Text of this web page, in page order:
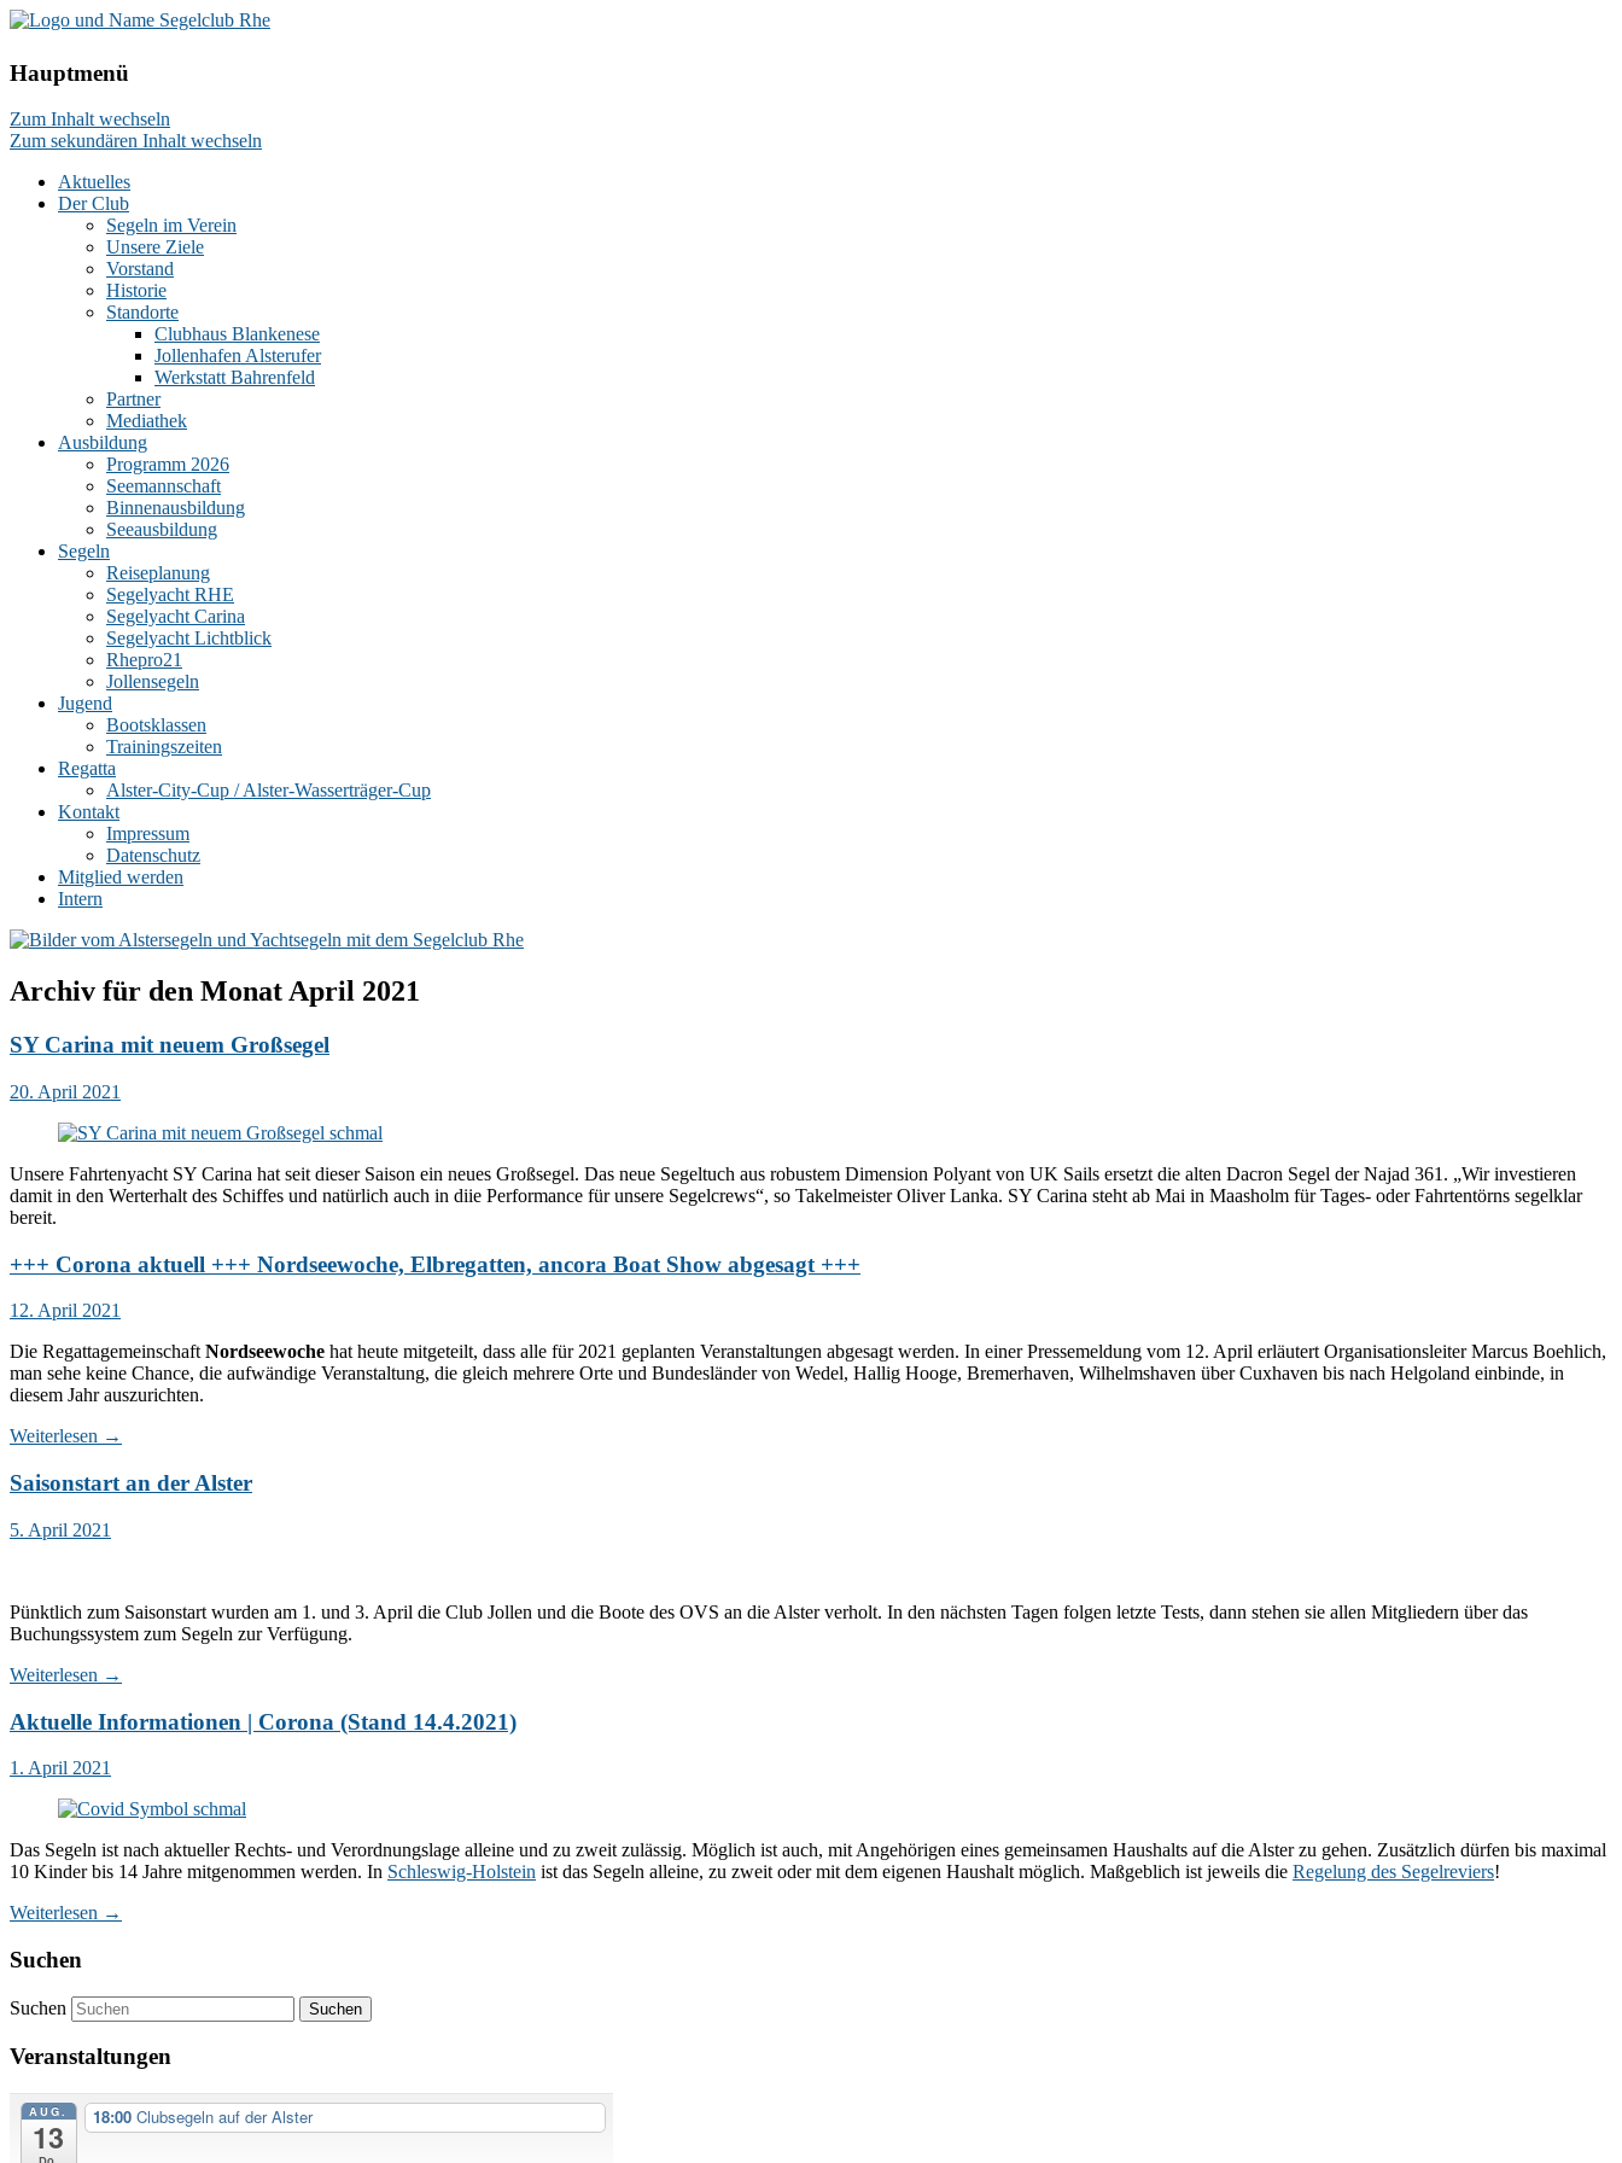
Hauptmenü
Zum Inhalt wechseln
Zum sekundären Inhalt wechseln
Aktuelles
Der Club
Segeln im Verein
Unsere Ziele
Vorstand
Historie
Standorte
Clubhaus Blankenese
Jollenhafen Alsterufer
Werkstatt Bahrenfeld
Partner
Mediathek
Ausbildung
Programm 2026
Seemannschaft
Binnenausbildung
Seeausbildung
Segeln
Reiseplanung
Segelyacht RHE
Segelyacht Carina
Segelyacht Lichtblick
Rhepro21
Jollensegeln
Jugend
Bootsklassen
Trainingszeiten
Regatta
Alster-City-Cup / Alster-Wasserträger-Cup
Kontakt
Impressum
Datenschutz
Mitglied werden
Intern
Archiv für den MonatApril 2021
SY Carina mit neuem Großsegel
20. April 2021
Unsere Fahrtenyacht SY Carina hat seit dieser Saison ein neues Großsegel. Das neue Segeltuch aus robustem Dimension Polyant von UK Sails ersetzt die alten Dacron Segel der Najad 361. „Wir investieren
damit in den Werterhalt des Schiffes und natürlich auch in diie Performance für unsere Segelcrews“, so Takelmeister Oliver Lanka. SY Carina steht ab Mai in Maasholm für Tages- oder Fahrtentörns segelklar
bereit.
+++ Corona aktuell +++ Nordseewoche, Elbregatten, ancora Boat Show abgesagt +++
12. April 2021
Die RegattagemeinschaftNordseewoche hat heute mitgeteilt, dass alle für 2021 geplanten Veranstaltungen abgesagt werden. In einer Pressemeldung vom 12. April erläutert Organisationsleiter Marcus Boehlich,
man sehe keine Chance, die aufwändige Veranstaltung, die gleich mehrere Orte und Bundesländer von Wedel, Hallig Hooge, Bremerhaven, Wilhelmshaven über Cuxhaven bis nach Helgoland einbinde, in
diesem Jahr auszurichten.
Weiterlesen →
Saisonstart an der Alster
5. April 2021
Pünktlich zum Saisonstart wurden am 1. und 3. April die Club Jollen und die Boote des OVS an die Alster verholt. In den nächsten Tagen folgen letzte Tests, dann stehen sie allen Mitgliedern über das
Buchungssystem zum Segeln zur Verfügung.
Weiterlesen →
Aktuelle Informationen | Corona (Stand 14.4.2021)
1. April 2021
Das Segeln ist nach aktueller Rechts- und Verordnungslage alleine und zu zweit zulässig. Möglich ist auch, mit Angehörigen eines gemeinsamen Haushalts auf die Alster zu gehen. Zusätzlich dürfen bis maximal
10 Kinder bis 14 Jahre mitgenommen werden. In Schleswig-Holstein ist das Segeln alleine, zu zweit oder mit dem eigenen Haushalt möglich. Maßgeblich ist jeweils die Regelung des Segelreviers!
Weiterlesen →
Suchen
Suchen
Veranstaltungen
AUG.
13
18:00 Clubsegeln auf der Alster